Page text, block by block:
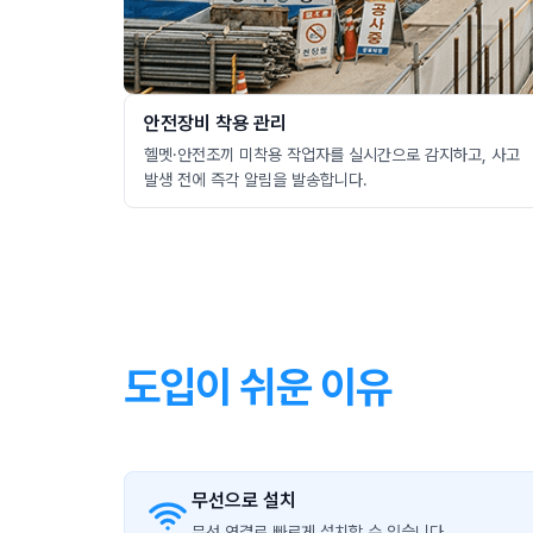
안전장비 착용 관리
헬멧·안전조끼 미착용 작업자를 실시간으로 감지하고, 사고
발생 전에 즉각 알림을 발송합니다.
도입이 쉬운 이유
무선으로 설치